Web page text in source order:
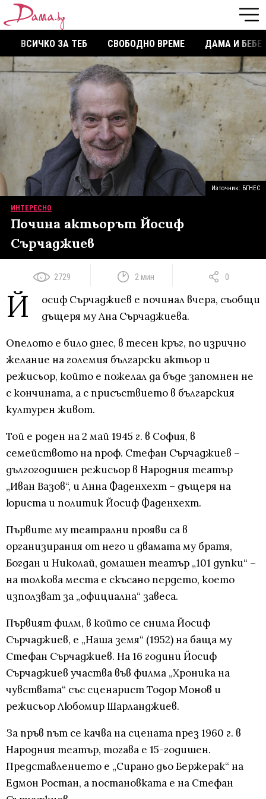
ВСИЧКО ЗА ТЕБ СВОБОДНО ВРЕМЕ ДАМА И БЕБЕ
Източник: БГНЕС
ИНТЕРЕСНО
Почина актьорът Йосиф
Сърчаджиев
2729 2 мин 0
Й
осиф Сърчаджиев е починал вчера, съобщи
дъщеря му Ана Сърчаджиева.
Опелото е било днес, в тесен кръг, по изрично
желание на големия български актьор и
режисьор, който е пожелал да бъде запомнен не
с кончината, а с присъствието в българския
културен живот.
Той е роден на 2 май 1945 г. в София, в
семейството на проф. Стефан Сърчаджиев –
дългогодишен режисьор в Народния театър
„Иван Вазов“, и Анна Фаденхехт – дъщеря на
юриста и политик Йосиф Фаденхехт.
Първите му театрални прояви са в
организирания от него и двамата му братя,
Богдан и Николай, домашен театър „101 дупки“ –
на толкова места е скъсано пердето, което
използват за „официална“ завеса.
Първият филм, в който се снима Йосиф
Сърчаджиев, е „Наша земя“ (1952) на баща му
Стефан Сърчаджиев. На 16 години Йосиф
Сърчаджиев участва във филма „Хроника на
чувствата“ със сценарист Тодор Монов и
режисьор Любомир Шарланджиев.
За пръв път се качва на сцената през 1960 г. в
Народния театър, тогава е 15-годишен.
Представлението е „Сирано дьо Бержерак“ на
Едмон Ростан, а постановката е на Стефан